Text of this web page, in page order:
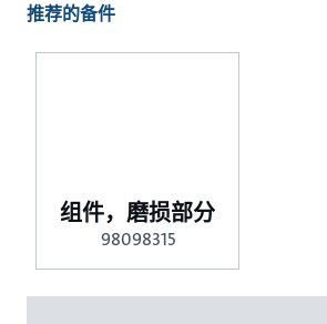
推荐的备件
组件，磨损部分
98098315